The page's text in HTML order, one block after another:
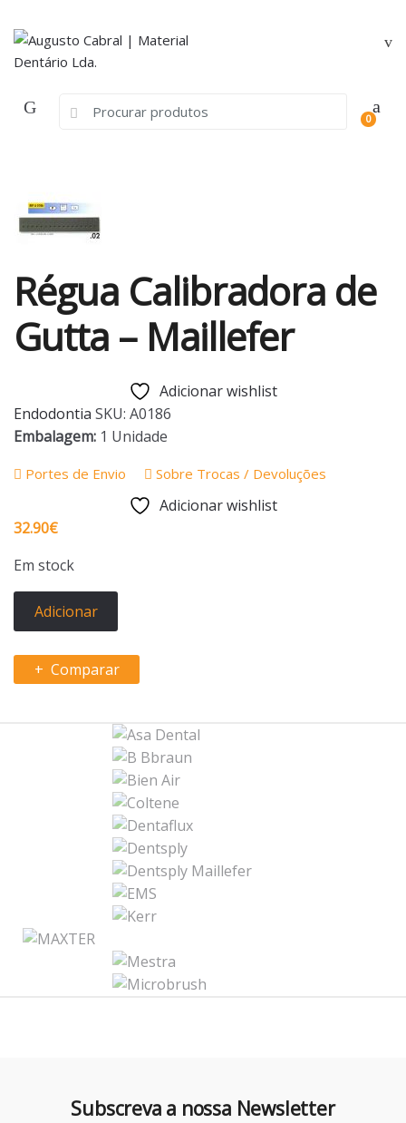
navigation
content
Search
0
Régua Calibradora de
Gutta – Maillefer
Adicionar wishlist
Endodontia SKU: A0186
Embalagem: 1 Unidade
Portes de Envio Sobre Trocas / Devoluções
Adicionar wishlist
32.90€
Em stock
Quantidade
Calibradora
Adicionar
Comparar
Subscreva a nossa Newsletter